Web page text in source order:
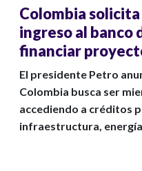
Colombia
ingreso al banco
financiar
El presidente Petro
Colombia busca ser
accediendo a créditos
infraestructura,